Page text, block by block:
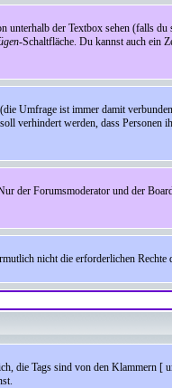
unterhalb der Textbox sehen (falls du
-Schaltfläche. Du kannst auch ein
Umfrage ist immer damit
verhindert werden, dass Personen
der Forumsmoderator und der
nicht die erforderlichen Rechte
die Tags sind von den Klammern [